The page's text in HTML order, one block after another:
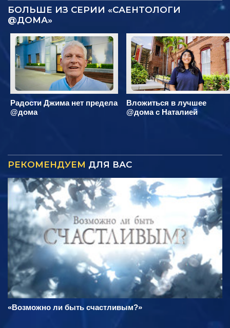
БОЛЬШЕ ИЗ СЕРИИ «САЕНТОЛОГИ
@ДОМА»
Радости Джима нет предела
@дома
Вложиться в лучшее
@дома с Наталией
РЕКОМЕНДУЕМ ДЛЯ ВАС
«Возможно ли быть счастливым?»